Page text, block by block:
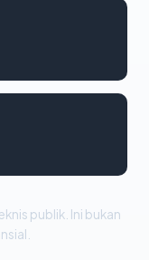
publik. Ini bukan